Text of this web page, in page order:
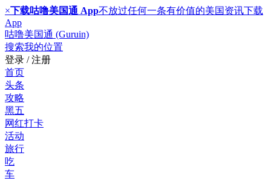
×下载咕噜美国通 App不放过任何一条有价值的美国资讯下载
App
咕噜美国通 (Guruin)
搜索我的位置
登录 / 注册
首页
头条
攻略
黑五
网红打卡
活动
旅行
吃
车